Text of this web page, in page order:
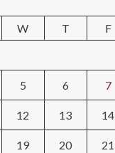
W T F
5 6 7
12 13 14
19 20 21